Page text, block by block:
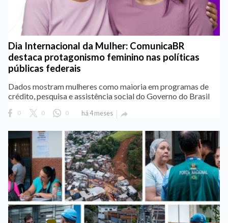
Dia Internacional da Mulher: ComunicaBR
destaca protagonismo feminino nas políticas
públicas federais
Dados mostram mulheres como maioria em programas de
crédito, pesquisa e assistência social do Governo do Brasil
0 0 0 há 4 meses 